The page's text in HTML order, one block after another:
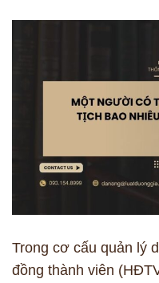
Trong cơ cấu quản lý
đồng thành viên